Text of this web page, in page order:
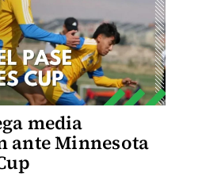
media
ante Minnesota